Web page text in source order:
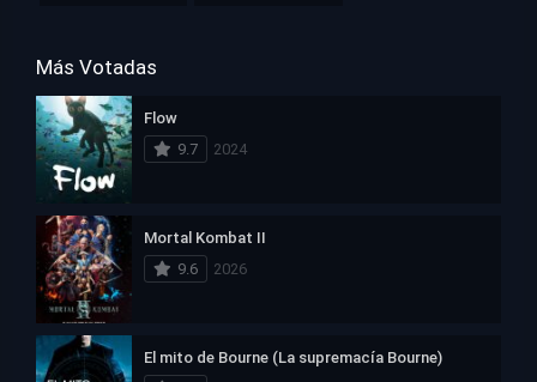
Más Votadas
Flow
9.7
2024
Mortal Kombat II
9.6
2026
El mito de Bourne (La supremacía Bourne)